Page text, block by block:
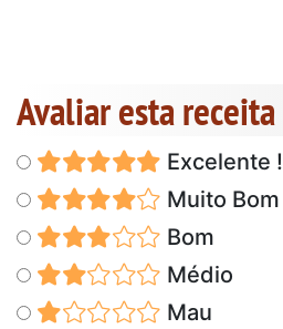
Avaliar esta receita
Excelente !
Muito Bom
Bom
Médio
Mau